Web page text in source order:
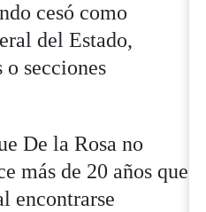
cesó como
del Estado,
o secciones
De la Rosa no
más de 20 años que
encontrarse